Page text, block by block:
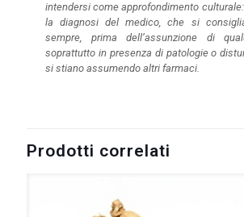
intendersi come approfondimento
la diagnosi del medico, che si
sempre, prima dell’assunzione di
soprattutto in presenza di patologie o
si stiano assumendo altri farmaci.
Prodotti correlati